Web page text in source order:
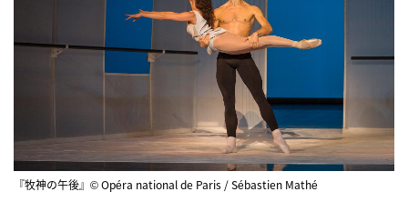
『牧神の午後』© Opéra national de Paris / Sébastien Mathé